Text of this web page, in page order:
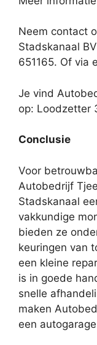
Neem contact
Stadskanaal
651165. Of via
Je vind
op: Loodzetter
Conclusie
Voor
Autobedrijf
Stadskanaal
vakkundige
bieden ze
keuringen van
een kleine
is in goede
snelle
maken
een